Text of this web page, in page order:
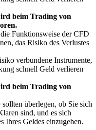
beim Trading von
Funktionsweise der CFD
das Risiko des Verlustes
verbundene Instrumente,
schnell Geld verlieren
beim Trading von
überlegen, ob Sie sich
sind, und es sich
Ihres Geldes einzugehen.